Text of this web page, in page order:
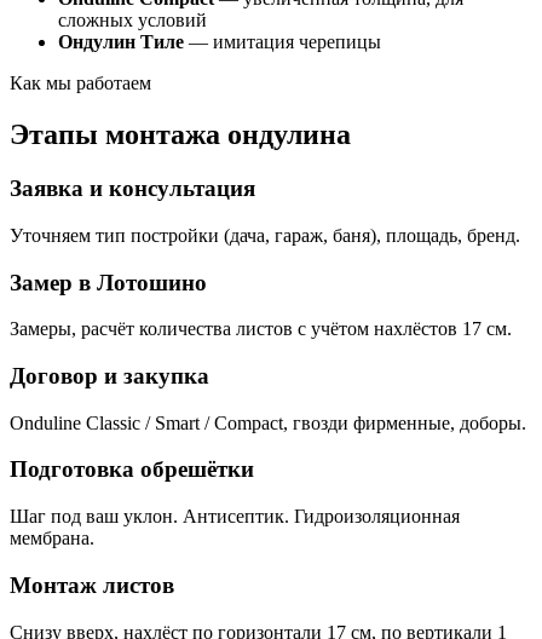
сложных условий
Ондулин Тиле — имитация черепицы
Как мы работаем
Этапы монтажа ондулина
Заявка и консультация
Уточняем тип постройки (дача, гараж, баня), площадь, бренд.
Замер в Лотошино
Замеры, расчёт количества листов с учётом нахлёстов 17 см.
Договор и закупка
Onduline Classic / Smart / Compact, гвозди фирменные, доборы.
Подготовка обрешётки
Шаг под ваш уклон. Антисептик. Гидроизоляционная
мембрана.
Монтаж листов
Снизу вверх, нахлёст по горизонтали 17 см, по вертикали 1